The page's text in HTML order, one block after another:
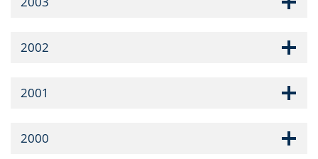
2002
2001
2000